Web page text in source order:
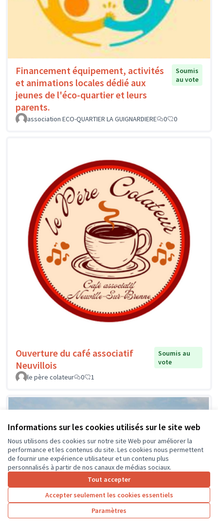
Informations sur les cookies utilisés sur le site web
Nous utilisons des cookies sur notre site Web pour améliorer la
performance et les contenus du site. Les cookies nous permettent
de fournir une expérience utilisateur et un contenu plus
personnalisés à partir de nos canaux de médias sociaux.
Tout accepter
Accepter seulement les cookies essentiels
Paramètres
Financement équipement, activités
et animations locales dédié aux
jeunes de l'éco-quartier et leurs
parents.
Soumis
au vote
association ECO-QUARTIER LA GUIGNARDIERE 0 0
Ouverture du café associatif
Neuvillois
Soumis au
vote
le père colateur
0 1